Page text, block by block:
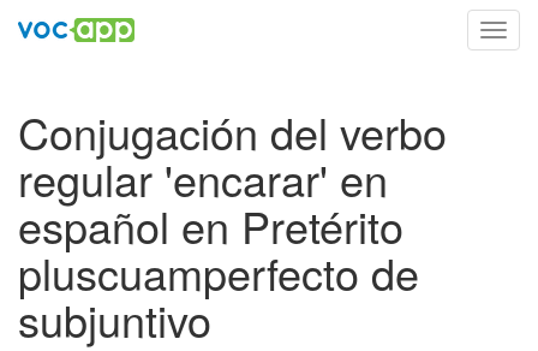
Conjugación del verbo
regular 'encarar' en
español en Pretérito
pluscuamperfecto de
subjuntivo